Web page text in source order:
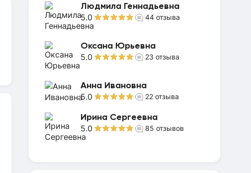
Людмила Геннадьевна
5.0 44 отзыва
Оксана Юрьевна
5.0 23 отзыва
Анна Ивановна
5.0 22 отзыва
Ирина Сергеевна
5.0 85 отзывов